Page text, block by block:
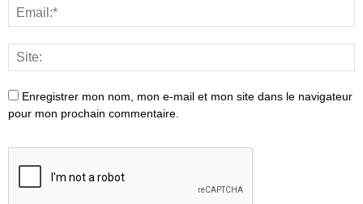
Enregistrer mon nom, mon e-mail et mon site dans le navigateur
pour mon prochain commentaire.